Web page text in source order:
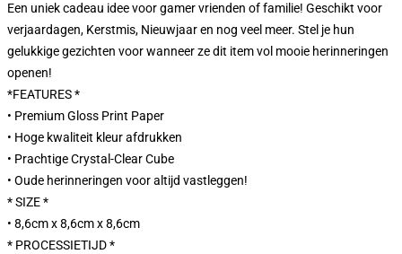
Een uniek cadeau idee voor gamer vrienden of familie! Geschikt voor
verjaardagen, Kerstmis, Nieuwjaar en nog veel meer. Stel je hun
gelukkige gezichten voor wanneer ze dit item vol mooie herinneringen
openen!
*FEATURES *
• Premium Gloss Print Paper
• Hoge kwaliteit kleur afdrukken
• Prachtige Crystal-Clear Cube
• Oude herinneringen voor altijd vastleggen!
* SIZE *
• 8,6cm x 8,6cm x 8,6cm
* PROCESSIETIJD *